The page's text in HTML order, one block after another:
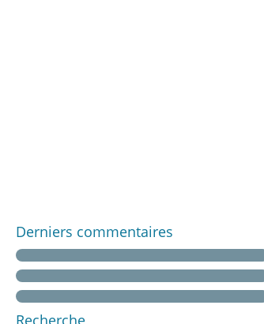
Derniers commentaires
Recherche